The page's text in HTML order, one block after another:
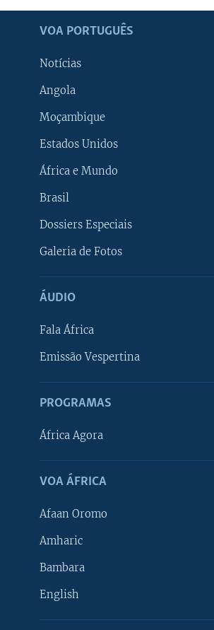
VOA PORTUGUÊS
Notícias
Angola
Moçambique
Estados Unidos
África e Mundo
Brasil
Dossiers Especiais
Galeria de Fotos
ÁUDIO
Fala África
Emissão Vespertina
PROGRAMAS
África Agora
VOA ÁFRICA
Afaan Oromo
Amharic
Bambara
English